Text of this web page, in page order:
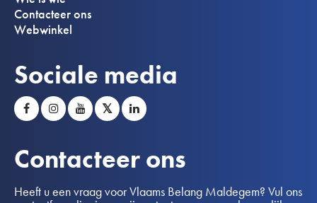
Contacteer ons
Webwinkel
Sociale media
𝕏
Contacteer ons
Heeft u een vraag voor Vlaams Belang Maldegem? Vul ons